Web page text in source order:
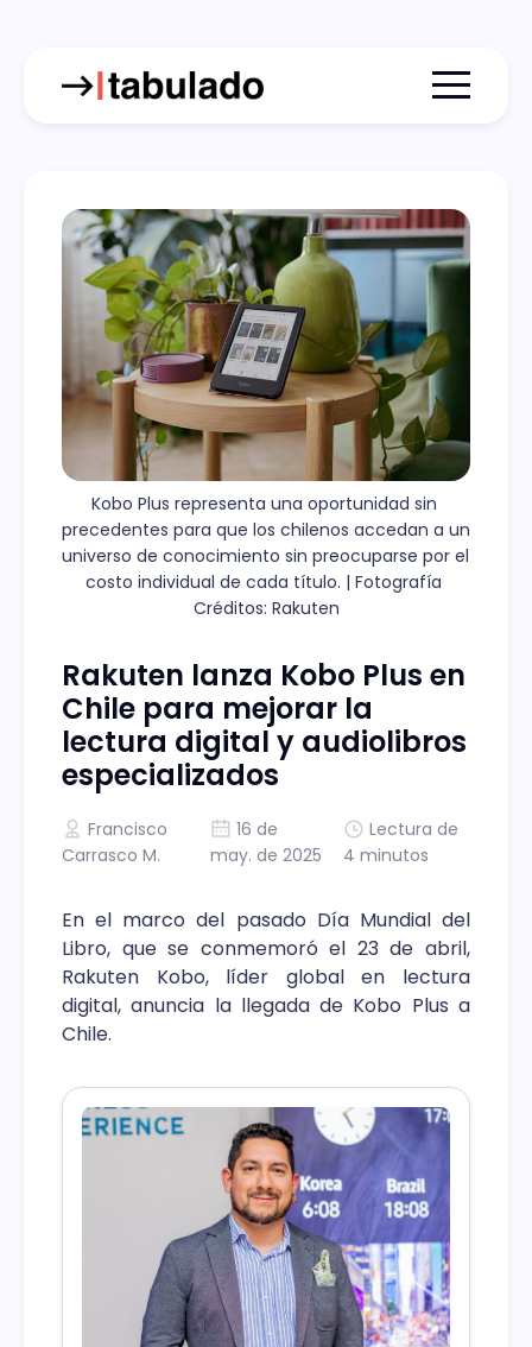
Menu
Kobo Plus representa una oportunidad sin
precedentes para que los chilenos accedan a un
universo de conocimiento sin preocuparse por el
costo individual de cada título. | Fotografía
Créditos: Rakuten
Rakuten lanza Kobo Plus en
Chile para mejorar la
lectura digital y audiolibros
especializados
Francisco
Carrasco M.
16 de
may. de 2025
Lectura de
4 minutos
En el marco del pasado Día Mundial del
Libro, que se conmemoró el 23 de abril,
Rakuten Kobo, líder global en lectura
digital, anuncia la llegada de Kobo Plus a
Chile.